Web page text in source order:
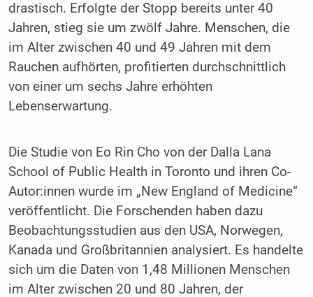
drastisch. Erfolgte der Stopp bereits unter 40
Jahren, stieg sie um zwölf Jahre. Menschen, die
im Alter zwischen 40 und 49 Jahren mit dem
Rauchen aufhörten, profitierten durchschnittlich
von einer um sechs Jahre erhöhten
Lebenserwartung.
Die Studie von Eo Rin Cho von der Dalla Lana
School of Public Health in Toronto und ihren Co-
Autor:innen wurde im „New England of Medicine“
veröffentlicht. Die Forschenden haben dazu
Beobachtungsstudien aus den USA, Norwegen,
Kanada und Großbritannien analysiert. Es handelte
sich um die Daten von 1,48 Millionen Menschen
im Alter zwischen 20 und 80 Jahren, der